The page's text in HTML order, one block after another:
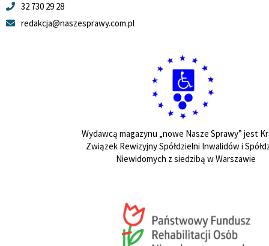
32 730 29 28
redakcja@naszesprawy.com.pl
Wydawcą magazynu „nowe Nasze Sprawy” jest
Związek Rewizyjny Spółdzielni Inwalidów i
Niewidomych z siedzibą w Warszawie